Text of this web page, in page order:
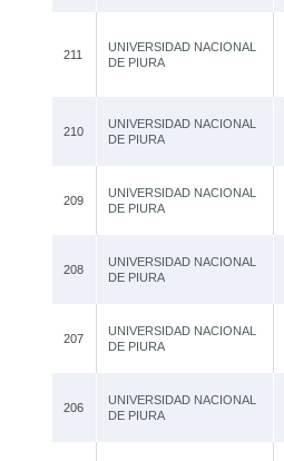
211
UNIVERSIDAD NACIONAL
DE PIURA
210
UNIVERSIDAD NACIONAL
DE PIURA
209
UNIVERSIDAD NACIONAL
DE PIURA
208
UNIVERSIDAD NACIONAL
DE PIURA
207
UNIVERSIDAD NACIONAL
DE PIURA
206
UNIVERSIDAD NACIONAL
DE PIURA